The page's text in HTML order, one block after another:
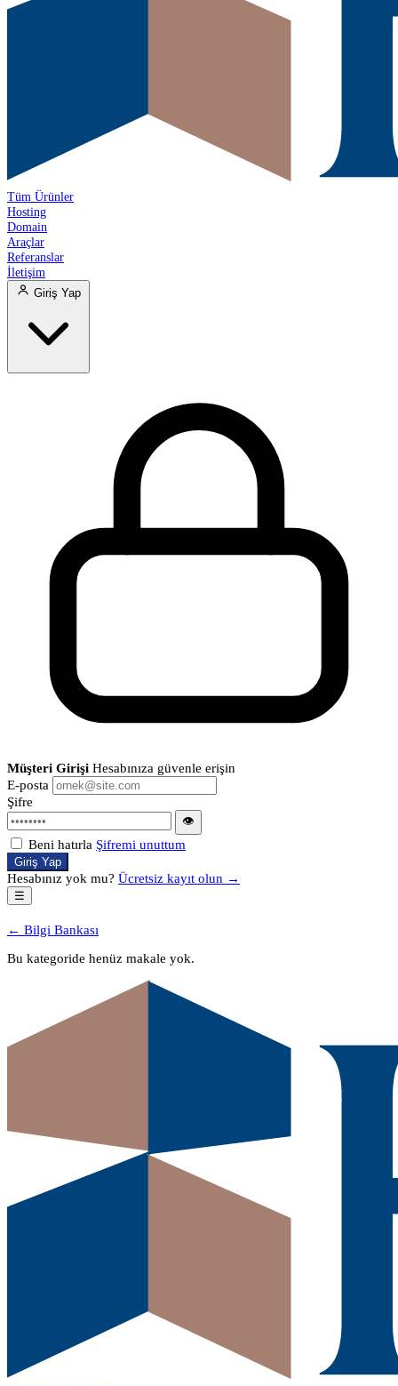
Tüm Ürünler
Hosting
Domain
Araçlar
Referanslar
İletişim
Giriş Yap
Müşteri Girişi Hesabınıza güvenle erişin
E-posta
Şifre
👁
Beni hatırla Şifremi unuttum
Giriş Yap
Hesabınız yok mu? Ücretsiz kayıt olun →
☰
← Bilgi Bankası
Bu kategoride henüz makale yok.